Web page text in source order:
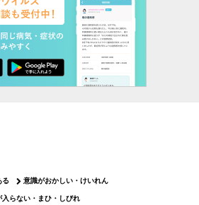
る 意識がおかしい・けいれん
入らない・まひ・しびれ